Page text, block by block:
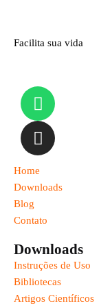
Facilita sua vida
Home
Downloads
Blog
Contato
Downloads
Instruções de Uso
Bibliotecas
Artigos Científicos